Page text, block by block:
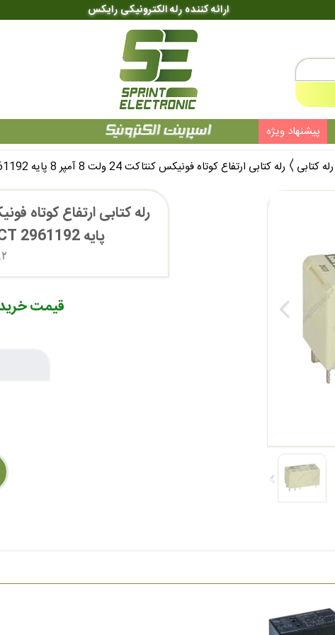
ارائه کننده رله الکترونیکی رایکس
پیشنهاد ویژه
رله کتابی رله کتابی ارتفاع کوتاه فونیکس کنتاکت 24 ولت 8 آمپر 8 پایه PHOENIX CONTACT 2961192
پایه PHOENIX CONTACT 2961192
قیمت